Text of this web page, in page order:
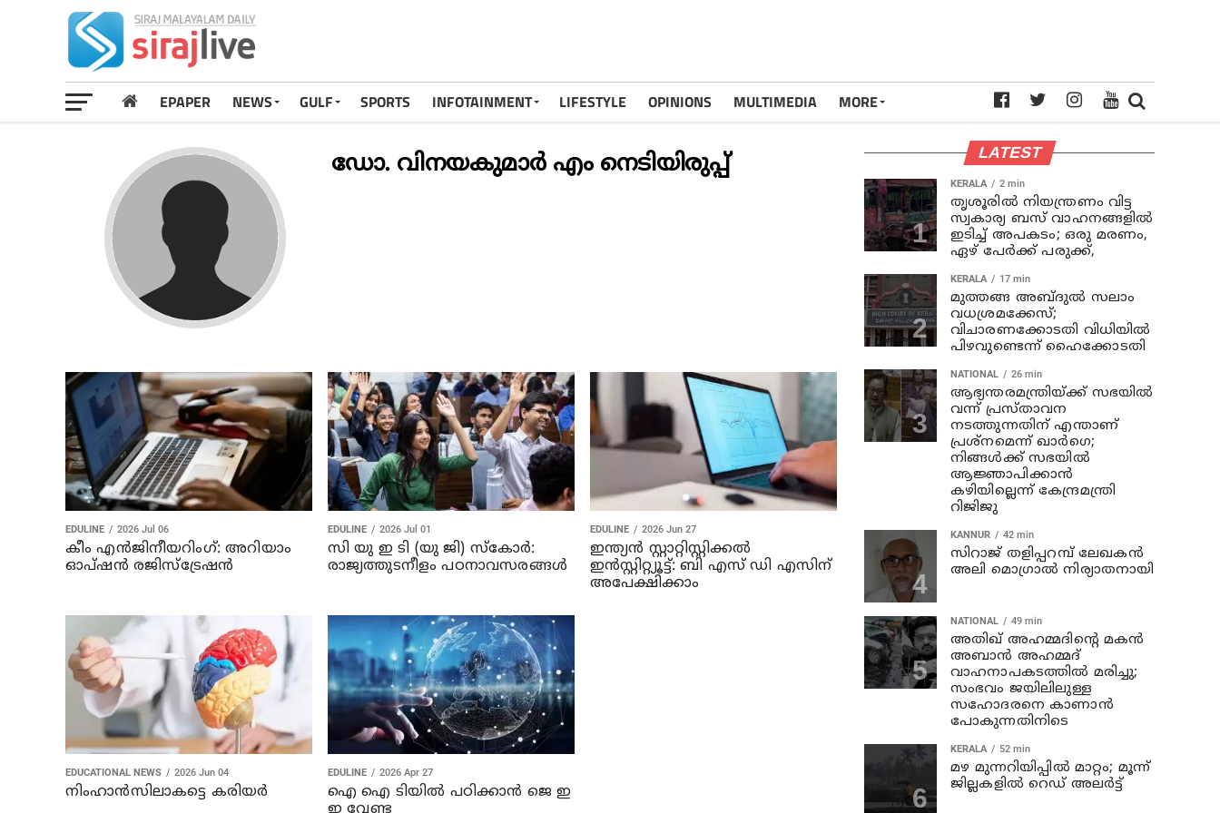
EPAPER NEWS GULF SPORTS INFOTAINMENT LIFESTYLE OPINIONS MULTIMEDIA MORE
ഡോ. വിനയകുമാർ എം നെടിയിരുപ്പ്
EDULINE 2026 Jul 06
കീം എൻജിനീയറിംഗ്: അറിയാം
ഓപ്ഷൻ രജിസ്‌ട്രേഷൻ
EDULINE 2026 Jul 01
സി യു ഇ ടി (യു ജി) സ്‌കോർ:
രാജ്യത്തുടനീളം പഠനാവസരങ്ങൾ
EDULINE 2026 Jun 27
ഇന്ത്യൻ സ്റ്റാറ്റിസ്റ്റിക്കൽ
ഇൻസ്റ്റിറ്റ്യൂട്ട്: ബി എസ് ഡി എസിന്
അപേക്ഷിക്കാം
EDUCATIONAL NEWS 2026 Jun 04
നിംഹാൻസിലാകട്ടെ കരിയർ
EDULINE 2026 Apr 27
ഐ ഐ ടിയിൽ പഠിക്കാൻ ജെ ഇ
ഇ വേണ്ട
LATEST
KERALA 2 min
തൃശൂരില്‍ നിയന്ത്രണം വിട്ട
സ്വകാര്യ ബസ് വാഹനങ്ങളില്‍
ഇടിച്ച് അപകടം; ഒരു മരണം,
ഏഴ് പേര്‍ക്ക് പരുക്ക്,
KERALA 17 min
മുത്തങ്ങ അബ്ദുല്‍ സലാം
വധശ്രമക്കേസ്;
വിചാരണക്കോടതി വിധിയില്‍
പിഴവുണ്ടെന്ന് ഹൈക്കോടതി
NATIONAL 26 min
ആഭ്യന്തരമന്ത്രിയ്ക്ക് സഭയില്‍
വന്ന് പ്രസ്താവന
നടത്തുന്നതിന് എന്താണ്
പ്രശ്‌നമെന്ന് ഖാര്‍ഗെ;
നിങ്ങള്‍ക്ക് സഭയില്‍
ആജ്ഞാപിക്കാന്‍
കഴിയില്ലെന്ന് കേന്ദ്രമന്ത്രി
റിജിജു
KANNUR 42 min
സിറാജ് തളിപ്പറമ്പ് ലേഖകൻ
അലി മൊഗ്രാൽ നിര്യാതനായി
NATIONAL 49 min
അതിഖ് അഹമ്മദിന്റെ മകന്‍
അബാന്‍ അഹമ്മദ്
വാഹനാപകടത്തില്‍ മരിച്ചു;
സംഭവം ജയിലിലുള്ള
സഹോദരനെ കാണാന്‍
പോകുന്നതിനിടെ
KERALA 52 min
മഴ മുന്നറിയിപ്പില്‍ മാറ്റം; മൂന്ന്
ജില്ലകളില്‍ റെഡ് അലര്‍ട്ട്